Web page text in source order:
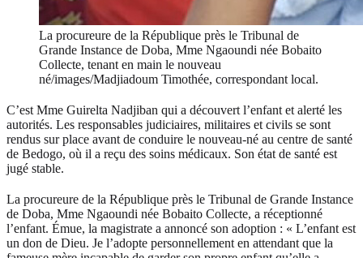
La procureure de la République près le Tribunal de
Grande Instance de Doba, Mme Ngaoundi née Bobaito
Collecte, tenant en main le nouveau
né/images/Madjiadoum Timothée, correspondant local.
C’est Mme Guirelta Nadjiban qui a découvert l’enfant et alerté les
autorités. Les responsables judiciaires, militaires et civils se sont
rendus sur place avant de conduire le nouveau-né au centre de santé
de Bedogo, où il a reçu des soins médicaux. Son état de santé est
jugé stable.
La procureure de la République près le Tribunal de Grande Instance
de Doba, Mme Ngaoundi née Bobaito Collecte, a réceptionné
l’enfant. Émue, la magistrate a annoncé son adoption : « L’enfant est
un don de Dieu. Je l’adopte personnellement en attendant que la